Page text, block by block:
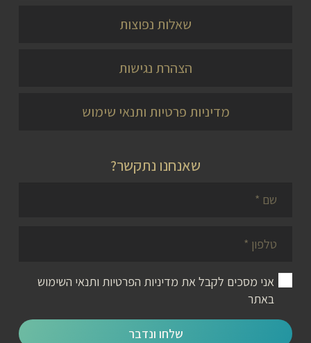
שאלות נפוצות
הצהרת נגישות
מדיניות פרטיות ותנאי שימוש
שאנחנו נתקשר?
אני מסכים לקבל את מדיניות הפרטיות ותנאי השימוש
באתר
שלחו ונדבר